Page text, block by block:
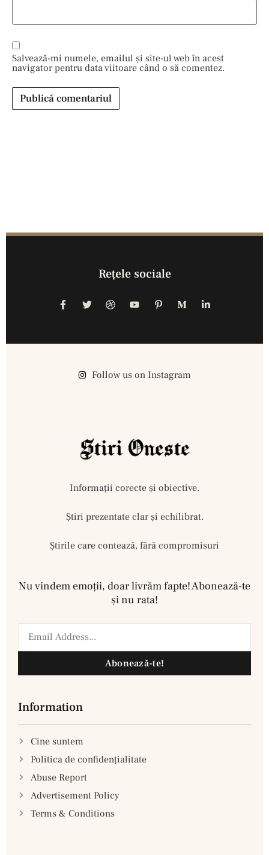
Salvează-mi numele, emailul și site-ul web în acest
navigator pentru data viitoare când o să comentez.
Reţele sociale
Follow us on Instagram
Informații corecte și obiective.
Ştiri prezentate clar și echilibrat.
Știrile care contează, fără compromisuri
Nu vindem emoţii, doar livrăm fapte! Abonează-te
şi nu rata!
Abonează-te!
Information
Cine suntem
Politica de confidenţialitate
Abuse Report
Advertisement Policy
Terms & Conditions